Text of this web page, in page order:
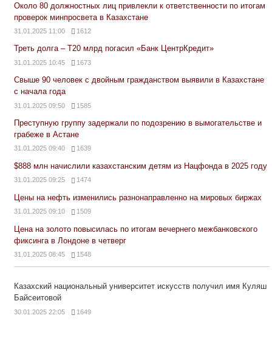
Около 80 должностных лиц привлекли к ответственности по итогам
проверок минпросвета в Казахстане
31.01.2025 11:00 1612
Треть долга – Т20 млрд погасил «Банк ЦентрКредит»
31.01.2025 10:45 1673
Свыше 90 человек с двойным гражданством выявили в Казахстане
с начала года
31.01.2025 09:50 1585
Преступную группу задержали по подозрению в вымогательстве и
грабеже в Астане
31.01.2025 09:40 1639
$888 млн начислили казахстанским детям из Нацфонда в 2025 году
31.01.2025 09:25 1474
Цены на нефть изменились разнонаправленно на мировых биржах
31.01.2025 09:10 1509
Цена на золото повысилась по итогам вечернего межбанковского
фиксинга в Лондоне в четверг
31.01.2025 08:45 1548
Казахский национальный университет искусств получил имя Куляш
Байсеитовой
30.01.2025 22:05 1649